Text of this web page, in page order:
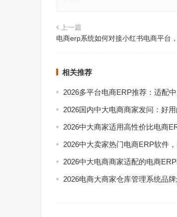
上一篇
电商erp系统如何对接小红书电商平台
相关推荐
2026多平台电商ERP推荐：适配
2026国内中大电商商家发问：好
2026中大商家适用高性价比电商
2026中大卖家热门电商ERP软件
2026中大电商商家适配的电商
2026电商大商家仓库管理系统品